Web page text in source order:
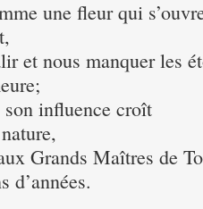
une fleur qui
et nous manquer les
son influence croît
Grands Maîtres de
d’années.